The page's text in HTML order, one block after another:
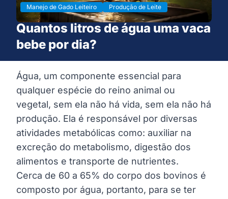
Manejo de Gado Leiteiro Produção de Leite
Quantos litros de água uma vaca
bebe por dia?
Água, um componente essencial para
qualquer espécie do reino animal ou
vegetal, sem ela não há vida, sem ela não há
produção. Ela é responsável por diversas
atividades metabólicas como: auxiliar na
excreção do metabolismo, digestão dos
alimentos e transporte de nutrientes.
Cerca de 60 a 65% do corpo dos bovinos é
composto por água, portanto, para se ter